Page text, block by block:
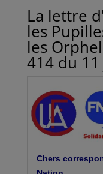
La lettre
les
les
414 du